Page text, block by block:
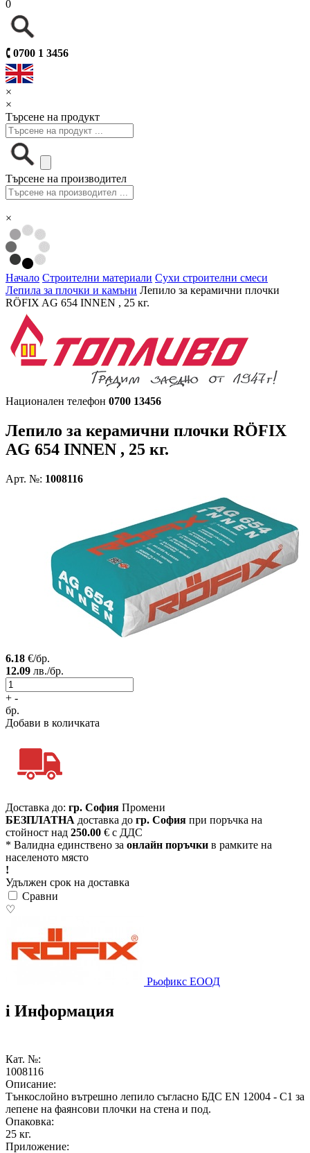
0
🕻 0700 1 3456
×
×
Търсене на продукт
Търсене на производител
×
Начало Строителни материали Сухи строителни смеси
Лепила за плочки и камъни Лепило за керамични плочки
RÖFIX AG 654 INNEN , 25 кг.
Национален телефон 0700 13456
Лепило за керамични плочки RÖFIX
AG 654 INNEN , 25 кг.
Арт. №: 1008116
6.18 €/бр.
12.09 лв./бр.
+ -
бр.
Добави в количката
Доставка до: гр. София Промени
БЕЗПЛАТНА доставка до гр. София при поръчка на
стойност над 250.00 € с ДДС
* Валидна единствено за онлайн поръчки в рамките на
населеното място
!
Удължен срок на доставка
Сравни
♡
Рьофикс ЕООД
i Информация
Кат. №:
1008116
Описание:
Тънкослойно вътрешно лепило съгласно БДС EN 12004 - С1 за
лепене на фаянсови плочки на стена и под.
Опаковка:
25 кг.
Приложение: